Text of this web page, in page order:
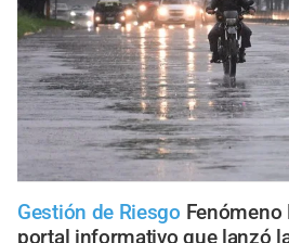
Gestión de Riesgo Fenómeno
portal informativo que lanzó